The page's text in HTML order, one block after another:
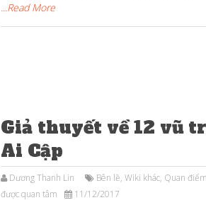
...Read More
Giả thuyết về 12 vũ
Ai Cập
Dương Thanh Lin Bên lề, Wiki khác, Quan
được quan tâm
11/12/2017